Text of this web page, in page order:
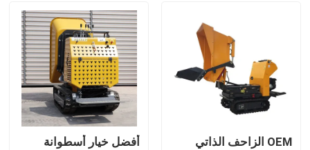
طلب اقتباس
Hightop Mini Excavator
حفر هيدروليكي صغير
OEM الزاحف الذاتي
أفضل خيار أسطوانة